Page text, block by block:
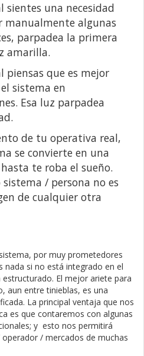
sientes una necesidad
manualmente algunas
parpadea la primera
amarilla.
piensas que es mejor
sistema en
Esa luz parpadea
de tu operativa real,
se convierte en una
te roba el sueño.
/ persona no es
de cualquier otra
por muy prometedores
nada si no está integrado en el
El mejor ariete para
aun entre tinieblas, es una
La principal ventaja que nos
es que contaremos con algunas
y esto nos permitirá
/ mercados de muchas